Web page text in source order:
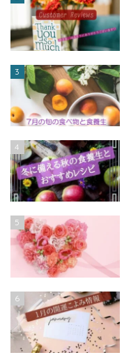
3
4
5
6